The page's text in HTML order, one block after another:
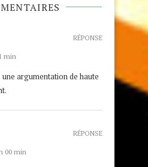
min
une argumentation de haute
RÉPONSE
00 min
RÉPONSE